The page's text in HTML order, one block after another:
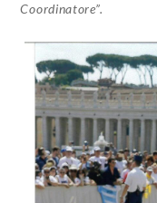
Coordinatore”.